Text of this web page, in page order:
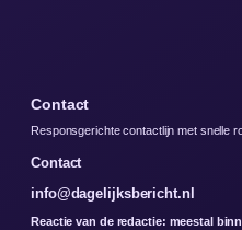
Contact
Responsgerichte contactlijn met snelle
Contact
info@dagelijksbericht.nl
Reactie van de redactie: meestal